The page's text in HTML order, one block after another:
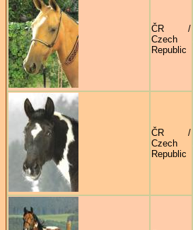
ČR /
Czech
Republic
ČR /
Czech
Republic